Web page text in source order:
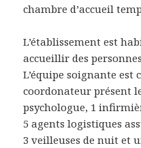
chambre d’accueil
L’établissement est
accueillir des
L’équipe soignante est
coordonateur présent
psychologue, 1
5 agents logistiques
3 veilleuses de nuit et